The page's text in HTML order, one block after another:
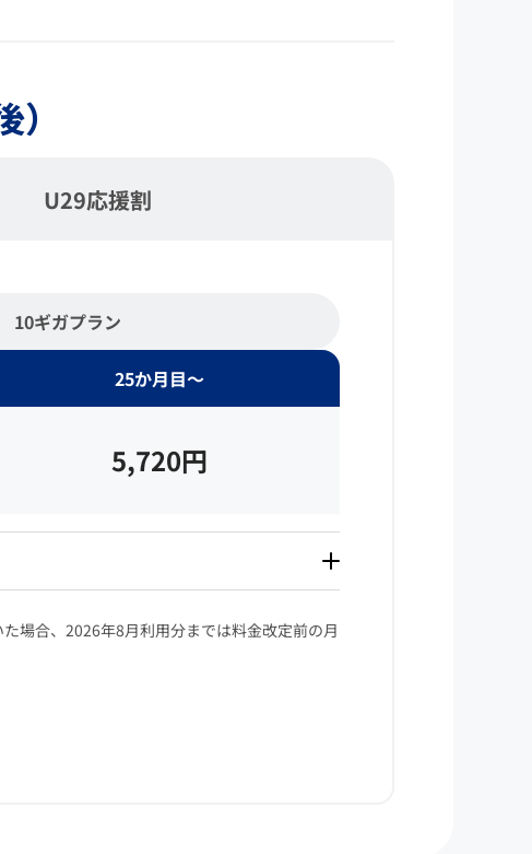
U29応援割
10ギガプラン
25か月目～
5,720円
場合、2026年8月利用分までは料金改定前の月